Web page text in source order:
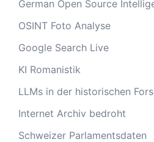
German Open Source
OSINT Foto Analyse
Google Search Live
KI Romanistik
LLMs in der historischen
Internet Archiv bedroht
Schweizer Parlamentsdaten